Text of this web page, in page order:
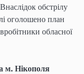
обстрілу
оголошено план
обласної
м. Нікополя